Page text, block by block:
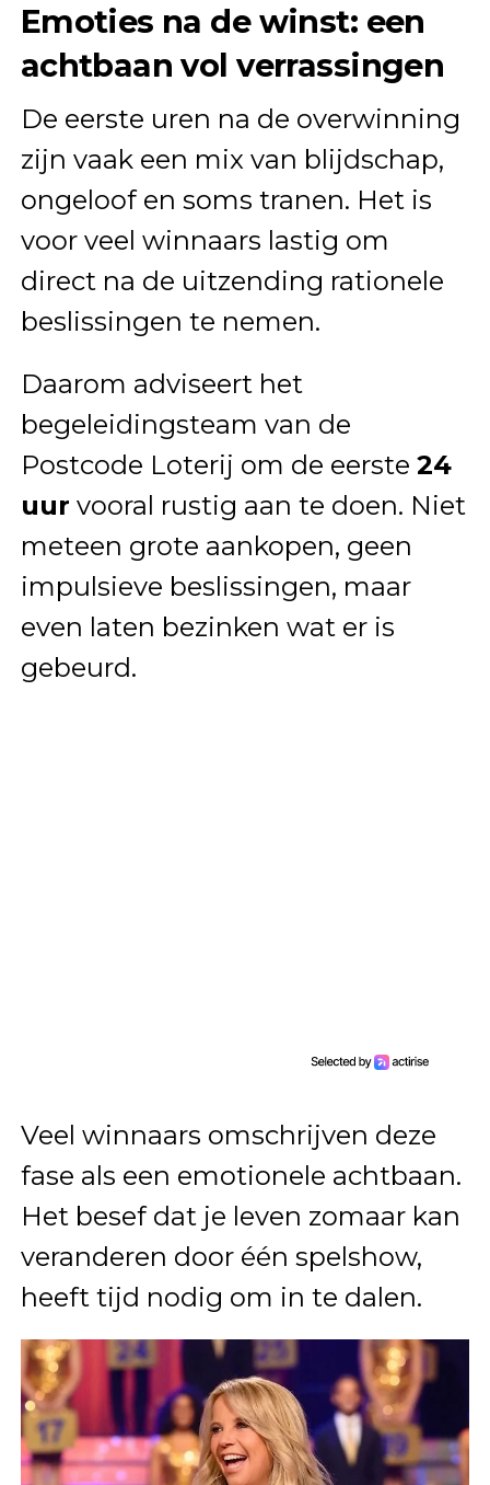
Emoties na de winst: een
achtbaan vol verrassingen
De eerste uren na de overwinning
zijn vaak een mix van blijdschap,
ongeloof en soms tranen. Het is
voor veel winnaars lastig om
direct na de uitzending rationele
beslissingen te nemen.
Daarom adviseert het
begeleidingsteam van de
Postcode Loterij om de eerste 24
uur vooral rustig aan te doen. Niet
meteen grote aankopen, geen
impulsieve beslissingen, maar
even laten bezinken wat er is
gebeurd.
Veel winnaars omschrijven deze
fase als een emotionele achtbaan.
Het besef dat je leven zomaar kan
veranderen door één spelshow,
heeft tijd nodig om in te dalen.